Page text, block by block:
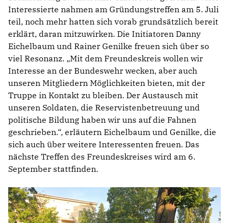
Interessierte nahmen am Gründungstreffen am 5. Juli
teil, noch mehr hatten sich vorab grundsätzlich bereit
erklärt, daran mitzuwirken. Die Initiatoren Danny
Eichelbaum und Rainer Genilke freuen sich über so
viel Resonanz. „Mit dem Freundeskreis wollen wir
Interesse an der Bundeswehr wecken, aber auch
unseren Mitgliedern Möglichkeiten bieten, mit der
Truppe in Kontakt zu bleiben. Der Austausch mit
unseren Soldaten, die Reservistenbetreuung und
politische Bildung haben wir uns auf die Fahnen
geschrieben.“, erläutern Eichelbaum und Genilke, die
sich auch über weitere Interessenten freuen. Das
nächste Treffen des Freundeskreises wird am 6.
September stattfinden.